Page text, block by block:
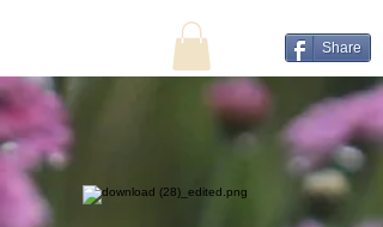
Share